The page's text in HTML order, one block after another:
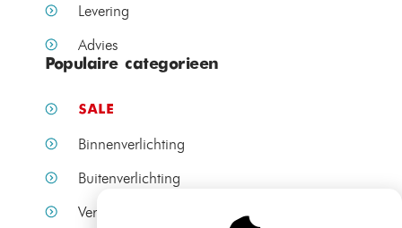
Levering
Advies
Populaire categorieen
SALE
Binnenverlichting
Buitenverlichting
Verlichting per ruimte